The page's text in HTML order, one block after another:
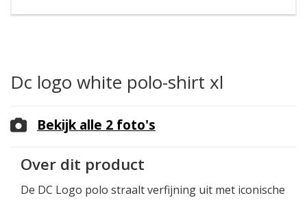
Dc logo white polo-shirt xl
Over dit product
De DC Logo polo straalt verfijning uit met iconische
Bekijk alle 2 foto's